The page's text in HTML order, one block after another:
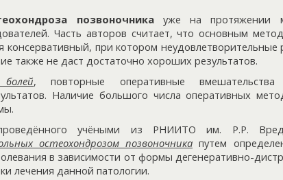
позвоночникауже на протяжении
Часть авторов считает, что основным
консервативный, при котором неудовлетворительные
также не даст достаточно хороших результатов.
, повторные оперативные
Наличие большого числа оперативных
учёными из РНИИТО им. Р.Р.
остеохондрозом позвоночника путем
в зависимости от формы дегенеративно-
лечения данной патологии.